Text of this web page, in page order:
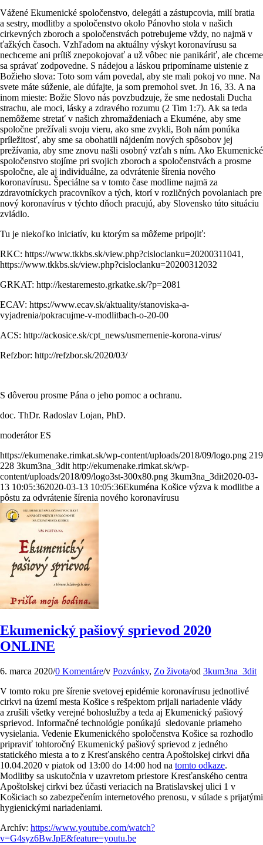
Vážené Ekumenické spoločenstvo, delegáti a zástupcovia, milí bratia
a sestry, modlitby a spoločenstvo okolo Pánovho stola v našich
cirkevných zboroch a spoločenstvách potrebujeme vždy, no najmä v
ťažkých časoch. Vzhľadom na aktuálny výskyt koronavírusu sa
nechceme ani príliš znepokojovať a už vôbec nie panikáriť, ale chceme
sa správať zodpovedne. S nádejou a láskou pripomíname uistenie z
Božieho slova: Toto som vám povedal, aby ste mali pokoj vo mne. Na
svete máte súženie, ale dúfajte, ja som premohol svet. Jn 16, 33. A na
inom mieste: Božie Slovo nás povzbudzuje, že sme nedostali Ducha
strachu, ale moci, lásky a zdravého rozumu (2 Tim 1:7). Ak sa teda
nemôžeme stretať v našich zhromaždeniach a Ekuméne, aby sme
spoločne prežívali svoju vieru, ako sme zvykli, Boh nám ponúka
príležitosť, aby sme sa obohatili nájdením nových spôsobov jej
prežívania, aby sme znovu našli osobný vzťah s ním. Ako Ekumenické
spoločenstvo stojíme pri svojich zboroch a spoločenstvách a prosme
spoločne, ale aj individuálne, za odvrátenie šírenia nového
koronavírusu. Špeciálne sa v tomto čase modlime najmä za
zdravotníckych pracovníkov a tých, ktorí v rozličných povolaniach pre
nový koronavírus v týchto dňoch pracujú, aby Slovensko túto situáciu
zvládlo.
Tu je niekoľko iniciatív, ku ktorým sa môžeme pripojiť:
RKC: https://www.tkkbs.sk/view.php?cisloclanku=20200311041,
https://www.tkkbs.sk/view.php?cisloclanku=20200312032
GRKAT: http://kestaremesto.grkatke.sk/?p=2081
ECAV: https://www.ecav.sk/aktuality/stanoviska-a-
vyjadrenia/pokracujme-v-modlitbach-o-20-00
ACS: http://ackosice.sk/cpt_news/usmernenie-korona-virus/
Refzbor: http://refzbor.sk/2020/03/
S dôverou prosme Pána o jeho pomoc a ochranu.
doc. ThDr. Radoslav Lojan, PhD.
moderátor ES
https://ekumenake.rimkat.sk/wp-content/uploads/2018/09/logo.png 219
228 3kum3na_3dit http://ekumenake.rimkat.sk/wp-
content/uploads/2018/09/logo3st-300x80.png 3kum3na_3dit2020-03-
13 10:05:362020-03-13 10:05:36Ekuména Košice výzva k modlitbe a
pôstu za odvrátenie šírenia nového koronavírusu
Ekumenický pašiový sprievod 2020
ONLINE
6. marca 2020/0 Komentáre/v Pozvánky, Zo života/od 3kum3na_3dit
V tomto roku pre šírenie svetovej epidémie koronavírusu jednotlivé
cirkvi na území mesta Košice s rešpektom prijali nariadenie vlády
a zrušili všetky verejné bohoslužby a teda aj Ekumenický pašiový
sprievod. Informačné technológie ponúkajú sledovanie priameho
vysielania. Vedenie Ekumenického spoločenstva Košice sa rozhodlo
pripraviť tohtoročný Ekumenický pašiový sprievod z jedného
statického miesta a to z Kresťanského centra Apoštolskej cirkvi dňa
10.04.2020 v piatok od 13:00 do 14:00 hod na tomto odkaze.
Modlitby sa uskutočnia v uzavretom priestore Kresťanského centra
Apoštolskej cirkvi bez účasti veriacich na Bratislavskej ulici 1 v
Košiciach so zabezpečením internetového prenosu, v súlade s prijatými
hygienickými nariadeniami.
Archív: https://www.youtube.com/watch?
v=G4syz6BwJpE&feature=youtu.be